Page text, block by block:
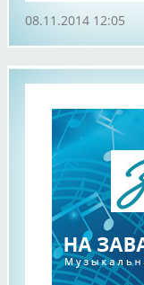
08.11.2014 12:05